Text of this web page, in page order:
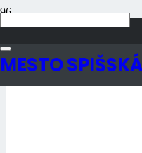
MESTO
Aktuality